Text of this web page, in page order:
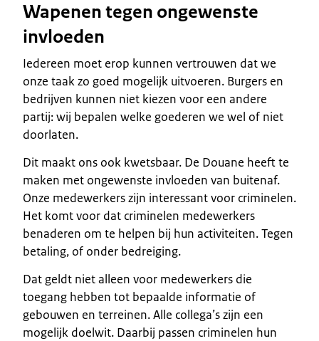
Wapenen tegen ongewenste
invloeden
Iedereen moet erop kunnen vertrouwen dat we
onze taak zo goed mogelijk uitvoeren. Burgers en
bedrijven kunnen niet kiezen voor een andere
partij: wij bepalen welke goederen we wel of niet
doorlaten.
Dit maakt ons ook kwetsbaar. De Douane heeft te
maken met ongewenste invloeden van buitenaf.
Onze medewerkers zijn interessant voor criminelen.
Het komt voor dat criminelen medewerkers
benaderen om te helpen bij hun activiteiten. Tegen
betaling, of onder bedreiging.
Dat geldt niet alleen voor medewerkers die
toegang hebben tot bepaalde informatie of
gebouwen en terreinen. Alle collega’s zijn een
mogelijk doelwit. Daarbij passen criminelen hun